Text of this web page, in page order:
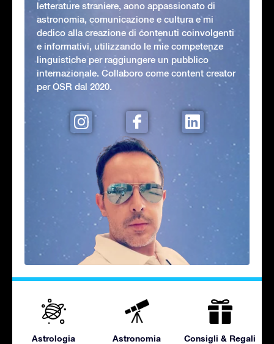
letterature straniere, aono appassionato di
astronomia, comunicazione e cultura e mi
dedico alla creazione di contenuti coinvolgenti
e informativi, utilizzando le mie competenze
linguistiche per raggiungere un pubblico
internazionale. Collaboro come content creator
per OSR dal 2020.
Astrologia Astronomia Consigli & Regali